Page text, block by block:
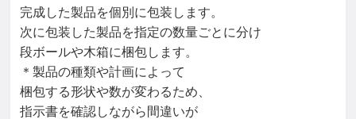
完成した製品を個別に包装します。
次に包装した製品を指定の数量ごとに分け
段ボールや木箱に梱包します。
＊製品の種類や計画によって
梱包する形状や数が変わるため、
指示書を確認しながら間違いが